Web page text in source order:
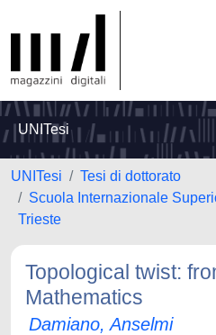
UNITesi
UNITesi
Tesi di dottorato
Scuola Internazionale
Trieste
Topological twist:
Mathematics
Damiano, Anselmi